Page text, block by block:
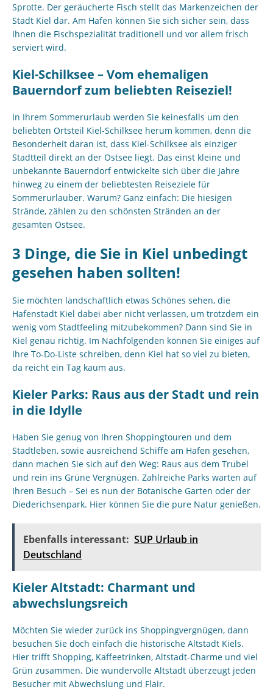
Sprotte. Der geräucherte Fisch stellt das Markenzeichen der
Stadt Kiel dar. Am Hafen können Sie sich sicher sein, dass
Ihnen die Fischspezialität traditionell und vor allem frisch
serviert wird.
Kiel-Schilksee – Vom ehemaligen
Bauerndorf zum beliebten Reiseziel!
In Ihrem Sommerurlaub werden Sie keinesfalls um den
beliebten Ortsteil Kiel-Schilksee herum kommen, denn die
Besonderheit daran ist, dass Kiel-Schilksee als einziger
Stadtteil direkt an der Ostsee liegt. Das einst kleine und
unbekannte Bauerndorf entwickelte sich über die Jahre
hinweg zu einem der beliebtesten Reiseziele für
Sommerurlauber. Warum? Ganz einfach: Die hiesigen
Strände, zählen zu den schönsten Stränden an der
gesamten Ostsee.
3 Dinge, die Sie in Kiel unbedingt
gesehen haben sollten!
Sie möchten landschaftlich etwas Schönes sehen, die
Hafenstadt Kiel dabei aber nicht verlassen, um trotzdem ein
wenig vom Stadtfeeling mitzubekommen? Dann sind Sie in
Kiel genau richtig. Im Nachfolgenden können Sie einiges auf
Ihre To-Do-Liste schreiben, denn Kiel hat so viel zu bieten,
da reicht ein Tag kaum aus.
Kieler Parks: Raus aus der Stadt und rein
in die Idylle
Haben Sie genug von Ihren Shoppingtouren und dem
Stadtleben, sowie ausreichend Schiffe am Hafen gesehen,
dann machen Sie sich auf den Weg: Raus aus dem Trubel
und rein ins Grüne Vergnügen. Zahlreiche Parks warten auf
Ihren Besuch – Sei es nun der Botanische Garten oder der
Diederichsenpark. Hier können Sie die pure Natur genießen.
Ebenfalls interessant: SUP Urlaub in
Deutschland
Kieler Altstadt: Charmant und
abwechslungsreich
Möchten Sie wieder zurück ins Shoppingvergnügen, dann
besuchen Sie doch einfach die historische Altstadt Kiels.
Hier trifft Shopping, Kaffeetrinken, Altstadt-Charme und viel
Grün zusammen. Die wundervolle Altstadt überzeugt jeden
Besucher mit Abwechslung und Flair.